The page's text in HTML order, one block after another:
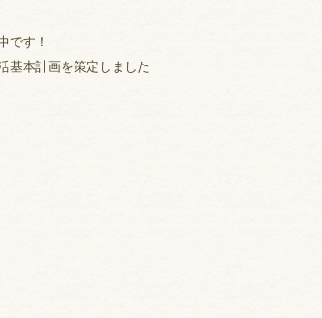
です！
基本計画を策定しました